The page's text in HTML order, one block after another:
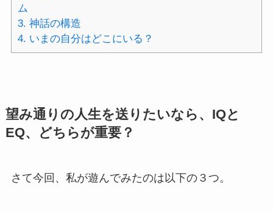
ム
3. 神話の構造
4. いまの自分はどこにいる？
望み通りの人生を送りたいなら、IQと
EQ、どちらが重要？
さて今回、私が遊んでみたのは以下の３つ。